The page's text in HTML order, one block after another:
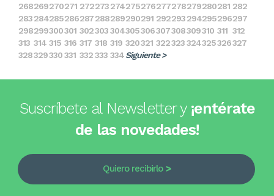
268269270271 272273274275276277278279280281 282
283284285286287288289290291 292293294295296297
298299300301 302303304305306307308309310 311 312
313 314 315 316 317 318 319 320321 322323324325326327
328329330331 332333 334Siguiente >
Suscríbete al Newsletter y ¡entérate
de las novedades!
Quiero recibirlo